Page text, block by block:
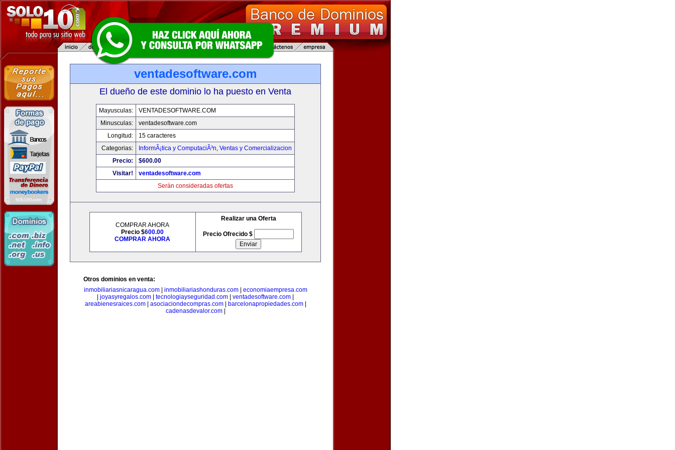
ventadesoftware.com
El dueño de este dominio lo ha puesto en Venta
Mayusculas:
VENTADESOFTWARE.COM
Minusculas:
ventadesoftware.com
Longitud:
15 caracteres
Categorias:
InformÃ¡tica y ComputaciÃ³n, Ventas y Comercializacion
Precio:
$600.00
Visitar!
ventadesoftware.com
Serán consideradas ofertas
COMPRAR AHORA
Precio $600.00
COMPRAR AHORA
Realizar una Oferta
Precio Ofrecido $
Otros dominios en venta:
inmobiliariasnicaragua.com| inmobiliariashonduras.com| economiaempresa.com
joyasyregalos.com tecnologiayseguridad.com ventadesoftware.com
areabienesraices.com| asociaciondecompras.com| barcelonapropiedades.com|
cadenasdevalor.com|